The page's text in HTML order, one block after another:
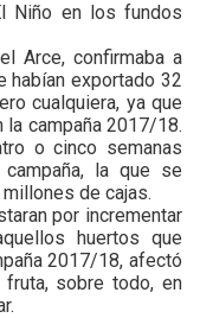
Niño en los fundos
Arce, confirmaba a
habían exportado 32
cualquiera, ya que
campaña 2017/18.
o cinco semanas
la que se
de cajas.
por incrementar
huertos que
2017/18, afectó
sobre todo, en